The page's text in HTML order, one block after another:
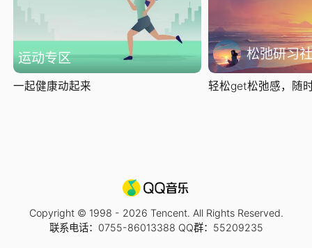
运动专区
一起健康动起来
松弛研习社
轻松get松弛感，随
Copyright © 1998 - 2026 Tencent. All Rights Reserved.
联系电话：0755-86013388 QQ群：55209235